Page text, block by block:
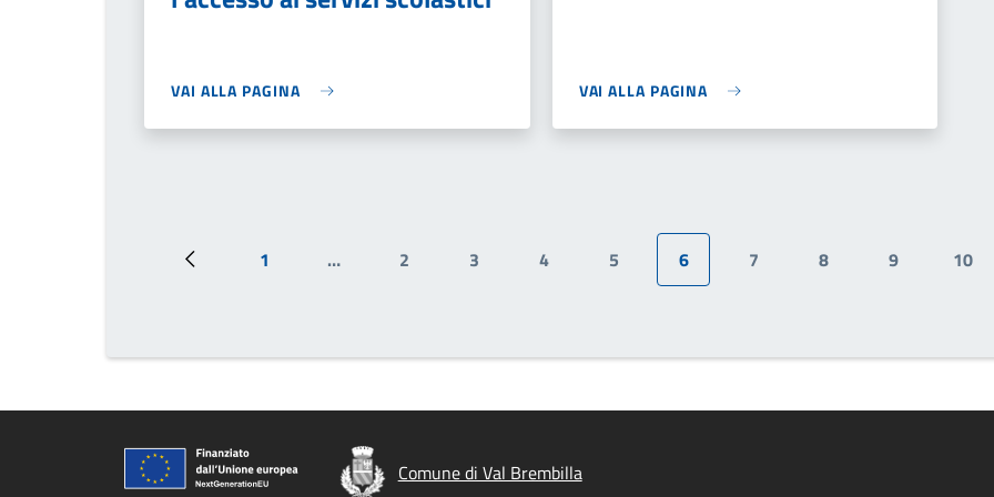
VAI ALLA PAGINA VAI ALLA PAGINA
Pagina precedente
Prima pagina
1 …
Pagina
2
Pagina
3
Pagina
4
Pagina
5
Pagina attuale
6
Pagina
7
Pagina
8
Pagina
9 10
Comune di Val Brembilla